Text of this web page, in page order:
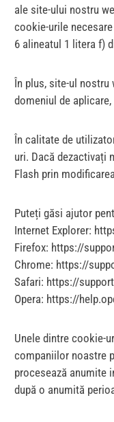
ale site-ului nostru
cookie-urile
6 alineatul 1 litera f)
În plus, site-ul
domeniul de
În calitate de
uri. Dacă dezactivați
Flash prin
Puteți găsi ajutor
Internet Explorer:
Firefox: https://
Chrome: https://
Safari: https://
Opera: https://
Unele dintre cookie-
companiilor noastre
procesează anumite
după o anumită